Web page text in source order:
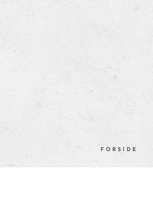
FORSIDE